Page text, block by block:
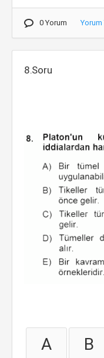
0 Yorum Yorum
8.Soru
A B